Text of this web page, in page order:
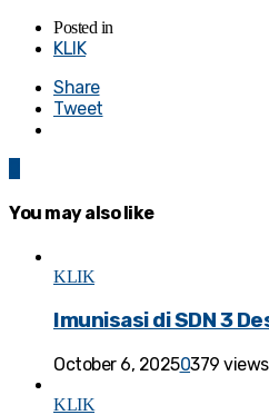
Posted in
KLIK
Share
Tweet
You may also like
KLIK
Imunisasi di SDN 3
October 6, 20250379 views
KLIK